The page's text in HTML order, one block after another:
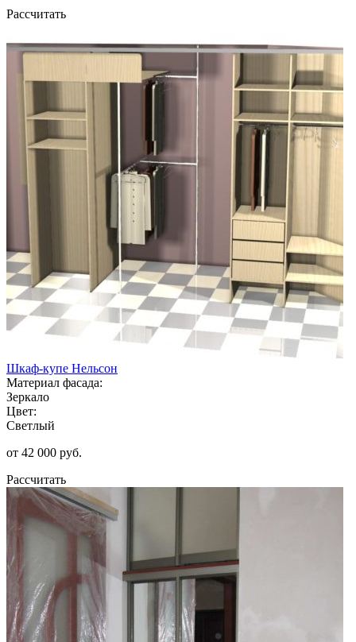
Рассчитать
Шкаф-купе Нельсон
Материал фасада:
Зеркало
Цвет:
Светлый
от 42 000 руб.
Рассчитать